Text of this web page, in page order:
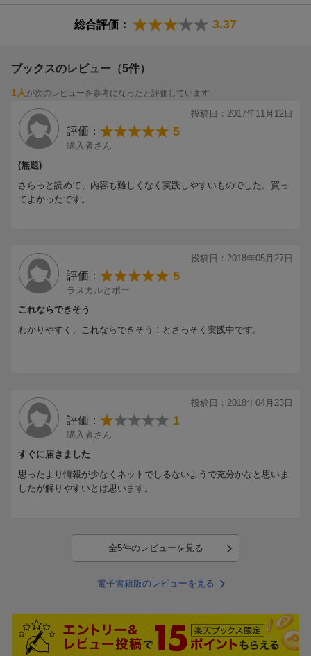
「女子SPA」「ESSEオンライン」「日刊住まい」
で紹介された「クリアファイル家計簿」コミック版が
熱い要望にお応えして登場!!
総合評価： 3.37
ブックスのレビュー（5件）
1人 が次のレビューを参考になったと評価しています
投稿日：2017年11月12日
評価： 5
購入者さん
(無題)
さらっと読めて、内容も難しくなく実践しやすいものでした。買っ
てよかったです。
投稿日：2018年05月27日
評価： 5
ラスカルとポー
これならできそう
わかりやすく、これならできそう！とさっそく実践中です。
投稿日：2018年04月23日
評価： 1
購入者さん
すぐに届きました
思ったより情報が少なくネットでしるないようで充分かなと思いま
したが解りやすいとは思います。
全5件のレビューを見る
電子書籍版のレビューを見る